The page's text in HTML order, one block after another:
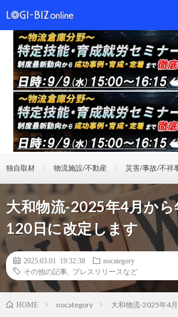
独自取材 物流施設/不動産 災害/事故/不祥
大和物流-2025年4月か
120日に改定します
2025.03.01 19:32:38
nocategory
その他の記事
プレスリリースなど
HOME nocategory 大和物流-2025年4